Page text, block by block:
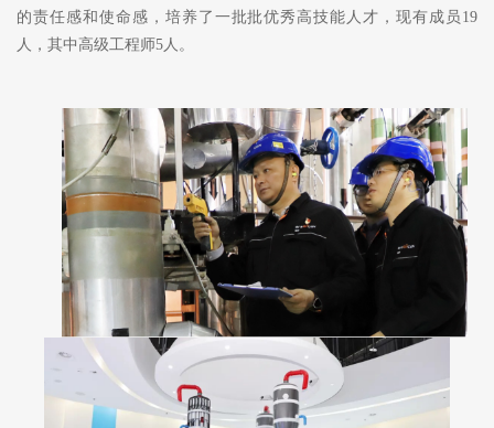
的责任感和使命感，培养了一批批优秀高技能人才，现有成员19
人，其中高级工程师5人。